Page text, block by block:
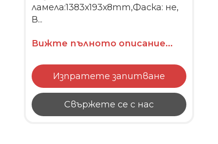
ламела:1383х193х8mm,Фаска: не,
В...
Вижте пълното описание...
Изпратете запитване
Свържете се с нас